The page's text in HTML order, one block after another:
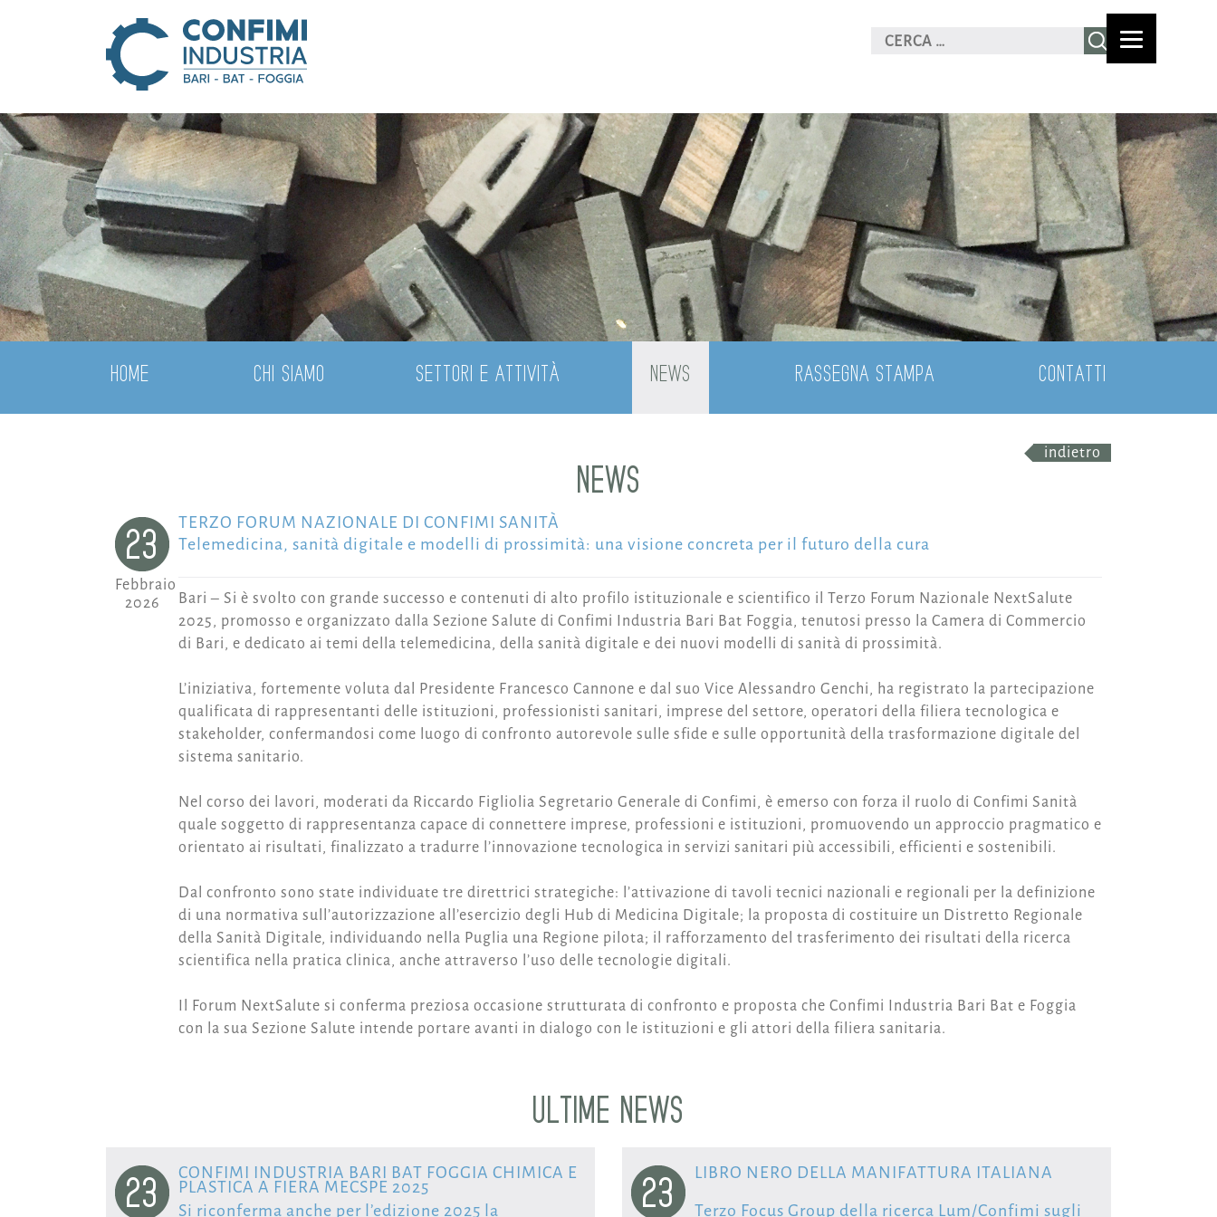
HOME CHI SIAMO SETTORI E ATTIVITÀ NEWS RASSEGNA STAMPA CONTATTI
indietro
NEWS
23
Febbraio
2026
TERZO FORUM NAZIONALE DI CONFIMI SANITÀ
Telemedicina, sanità digitale e modelli di prossimità: una visione concreta per il futuro della cura
Bari – Si è svolto con grande successo e contenuti di alto profilo istituzionale e scientifico il Terzo Forum Nazionale NextSalute
2025, promosso e organizzato dalla Sezione Salute di Confimi Industria Bari Bat Foggia, tenutosi presso la Camera di Commercio
di Bari, e dedicato ai temi della telemedicina, della sanità digitale e dei nuovi modelli di sanità di prossimità.
L’iniziativa, fortemente voluta dal Presidente Francesco Cannone e dal suo Vice Alessandro Genchi, ha registrato la partecipazione
qualificata di rappresentanti delle istituzioni, professionisti sanitari, imprese del settore, operatori della filiera tecnologica e
stakeholder, confermandosi come luogo di confronto autorevole sulle sfide e sulle opportunità della trasformazione digitale del
sistema sanitario.
Nel corso dei lavori, moderati da Riccardo Figliolia Segretario Generale di Confimi, è emerso con forza il ruolo di Confimi Sanità
quale soggetto di rappresentanza capace di connettere imprese, professioni e istituzioni, promuovendo un approccio pragmatico e
orientato ai risultati, finalizzato a tradurre l’innovazione tecnologica in servizi sanitari più accessibili, efficienti e sostenibili.
Dal confronto sono state individuate tre direttrici strategiche: l’attivazione di tavoli tecnici nazionali e regionali per la definizione
di una normativa sull’autorizzazione all’esercizio degli Hub di Medicina Digitale; la proposta di costituire un Distretto Regionale
della Sanità Digitale, individuando nella Puglia una Regione pilota; il rafforzamento del trasferimento dei risultati della ricerca
scientifica nella pratica clinica, anche attraverso l’uso delle tecnologie digitali.
Il Forum NextSalute si conferma preziosa occasione strutturata di confronto e proposta che Confimi Industria Bari Bat e Foggia
con la sua Sezione Salute intende portare avanti in dialogo con le istituzioni e gli attori della filiera sanitaria.
ULTIME NEWS
23 CONFIMI INDUSTRIA BARI BAT FOGGIA CHIMICA E
PLASTICA A FIERA MECSPE 2025
Si riconferma anche per l’edizione 2025 la
23
LIBRO NERO DELLA MANIFATTURA ITALIANA
Terzo Focus Group della ricerca Lum/Confimi sugli